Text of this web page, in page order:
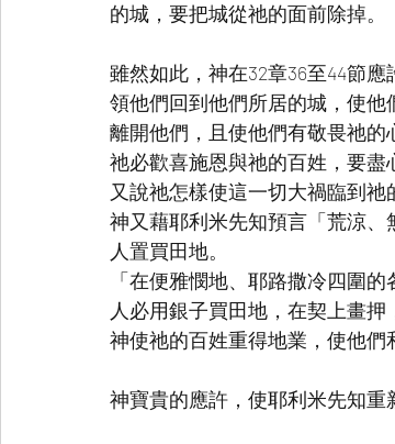
的城，要把城從祂的面前除掉。
雖然如此，神在32章36至44節
領他們回到他們所居的城，使
離開他們，且使他們有敬畏祂的
祂必歡喜施恩與祂的百姓，要盡
又說祂怎樣使這一切大禍臨到祂
神又藉耶利米先知預言「荒涼
人置買田地。
「在便雅憫地、耶路撒冷四圍
人必用銀子買田地，在契上畫
神使祂的百姓重得地業，使他們
神寶貴的應許，使耶利米先知重